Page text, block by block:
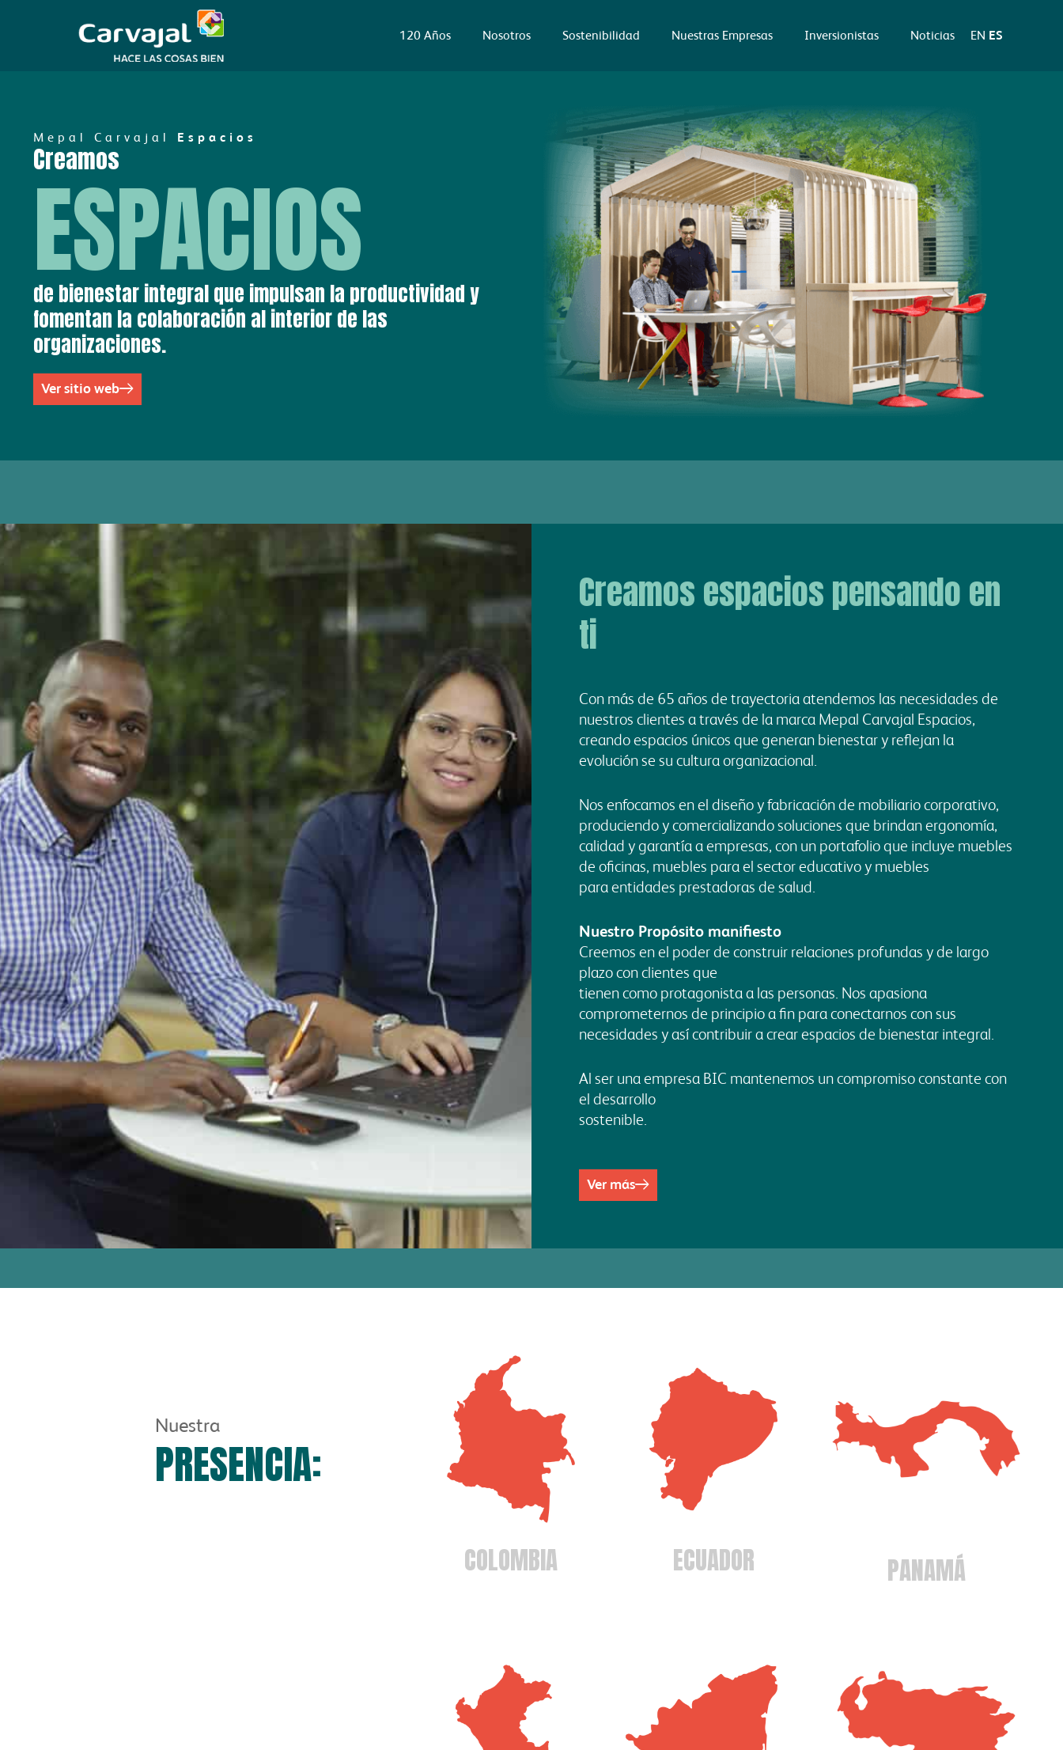
120 Años Nosotros Sostenibilidad Nuestras Empresas Inversionistas Noticias EN ES
Mepal Carvajal Espacios
Creamos
ESPACIOS
de bienestar integral que impulsan la productividad y
fomentan la colaboración al interior de las
organizaciones.
Ver sitio web
Creamos espacios pensando en
ti
Con más de 65 años de trayectoria atendemos las necesidades de
nuestros clientes a través de la marca Mepal Carvajal Espacios,
creando espacios únicos que generan bienestar y reflejan la
evolución se su cultura organizacional.
Nos enfocamos en el diseño y fabricación de mobiliario corporativo,
produciendo ycomercializando soluciones que brindan ergonomía,
calidad y garantía a empresas, con un portafolio que incluye muebles
de oficinas, muebles para el sector educativo y muebles
paraentidades prestadoras de salud.
Nuestro Propósito manifiesto
Creemos en el poder de construir relaciones profundas y de largo
plazo con clientes que
tienen como protagonista a las personas. Nos apasiona
comprometernos de principio a fin para conectarnos con sus
necesidades y así contribuir a crear espacios de bienestar integral.
Al ser una empresa BIC mantenemos un compromiso constante con
el desarrollo
sostenible.
Ver más
Nuestra
PRESENCIA:
COLOMBIA ECUADOR PANAMÁ